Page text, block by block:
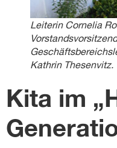
Leiterin Cornelia
Kathrin Thesenvitz.
Kita im